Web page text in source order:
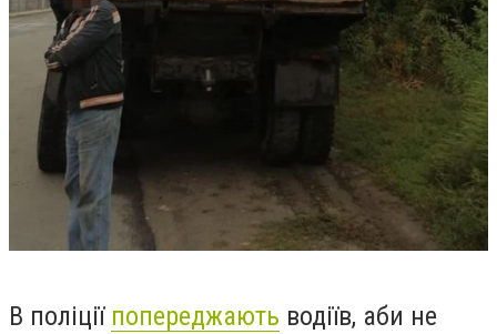
В поліції попереджають водіїв, аби не